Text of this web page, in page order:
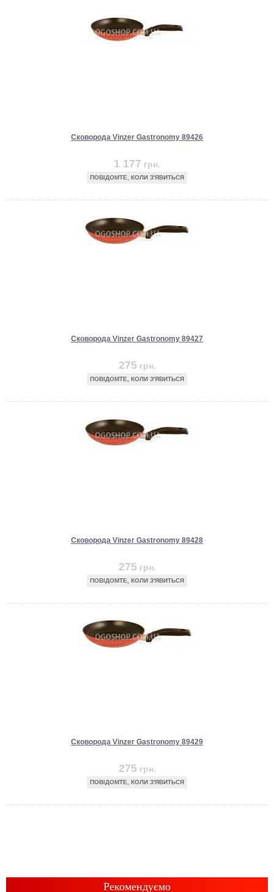
Сковорода Vinzer Gastronomy 89426
1 177 грн.
ПОВІДОМТЕ, КОЛИ З'ЯВИТЬСЯ
Сковорода Vinzer Gastronomy 89427
275 грн.
ПОВІДОМТЕ, КОЛИ З'ЯВИТЬСЯ
Сковорода Vinzer Gastronomy 89428
275 грн.
ПОВІДОМТЕ, КОЛИ З'ЯВИТЬСЯ
Сковорода Vinzer Gastronomy 89429
275 грн.
ПОВІДОМТЕ, КОЛИ З'ЯВИТЬСЯ
Рекомендуємо